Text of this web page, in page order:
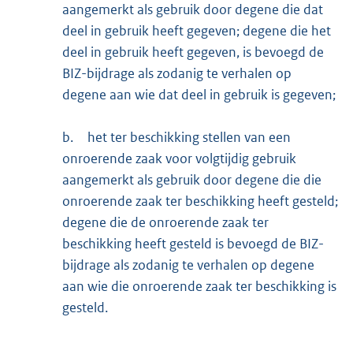
aangemerkt als gebruik door degene die dat
deel in gebruik heeft gegeven; degene die het
deel in gebruik heeft gegeven, is bevoegd de
BIZ-bijdrage als zodanig te verhalen op
degene aan wie dat deel in gebruik is gegeven;
b.
het ter beschikking stellen van een
onroerende zaak voor volgtijdig gebruik
aangemerkt als gebruik door degene die die
onroerende zaak ter beschikking heeft gesteld;
degene die de onroerende zaak ter
beschikking heeft gesteld is bevoegd de BIZ-
bijdrage als zodanig te verhalen op degene
aan wie die onroerende zaak ter beschikking is
gesteld.